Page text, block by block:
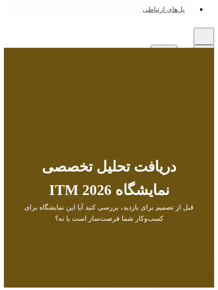
پل‌های ارتباطی
دریافت تحلیل تخصصی
نمایشگاه ITM 2026
قبل از تصمیم برای بازدید، بررسی کنید آیا این نمایشگاه برای
کسب‌وکار شما فرصت‌ساز است یا نه؟